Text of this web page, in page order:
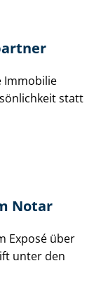
Immobilie
statt
Notar
Exposé über
unter den